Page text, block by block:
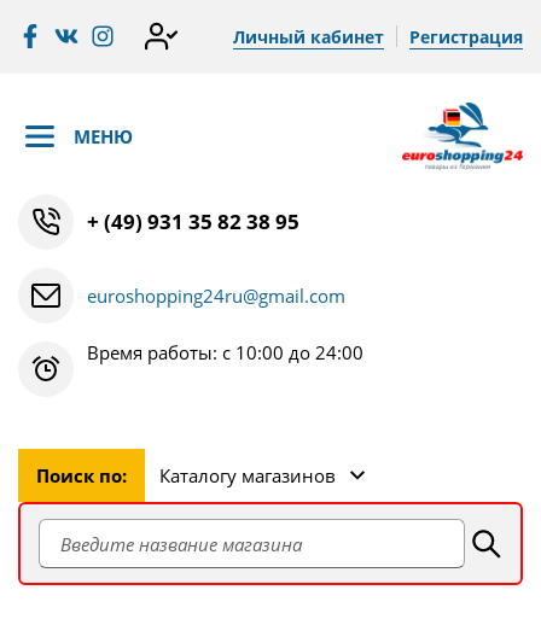
Личный кабинет Регистрация
МЕНЮ
+ (49) 931 35 82 38 95
euroshopping24ru@gmail.com
Время работы: с 10:00 до 24:00
Поиск по: Каталогу магазинов